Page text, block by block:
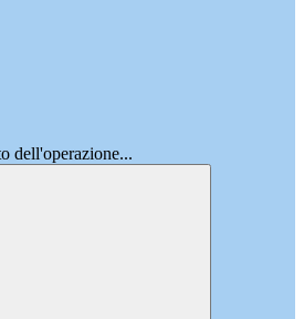
dell'operazione...